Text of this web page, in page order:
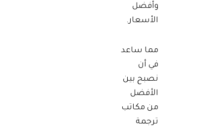
وأفضل
الأسعار.
مما ساعد
في أن
نصبح بين
الأفضل
من مكاتب
ترجمة